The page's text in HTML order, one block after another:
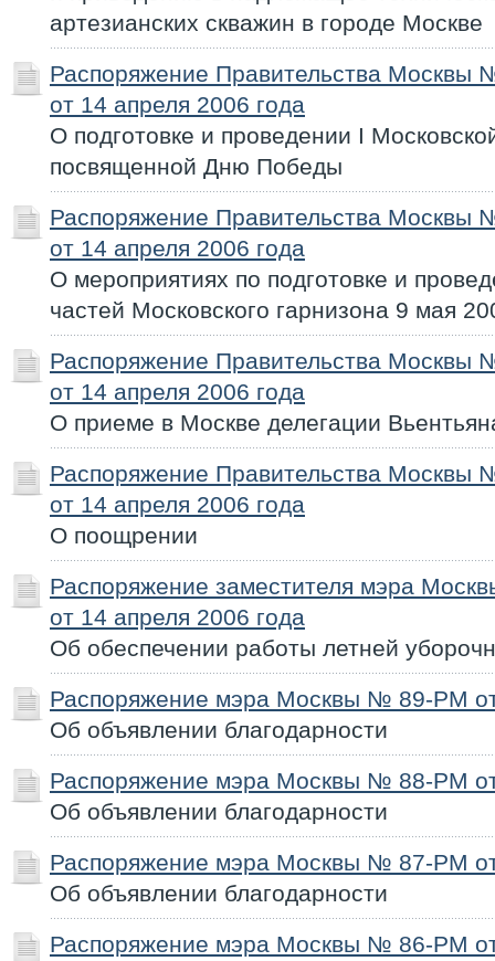
артезианских скважин в городе Москве
Распоряжение Правительства Москвы
от 14 апреля 2006 года
О подготовке и проведении I
посвященной Дню Победы
Распоряжение Правительства Москвы
от 14 апреля 2006 года
О мероприятиях по подготовке и
частей Московского гарнизона 9 мая
Распоряжение Правительства Москвы
от 14 апреля 2006 года
О приеме в Москве делегации
Распоряжение Правительства Москвы
от 14 апреля 2006 года
О поощрении
Распоряжение заместителя мэра
от 14 апреля 2006 года
Об обеспечении работы летней
Распоряжение мэра Москвы № 89-РМ
Об объявлении благодарности
Распоряжение мэра Москвы № 88-РМ
Об объявлении благодарности
Распоряжение мэра Москвы № 87-РМ
Об объявлении благодарности
Распоряжение мэра Москвы № 86-РМ